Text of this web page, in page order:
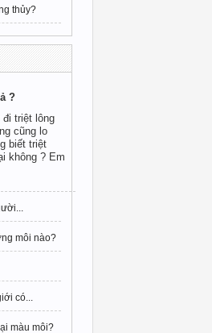
thủy?
?
đi triệt lông
cũng lo
biết triệt
không ? Em
môi nào?
có...
màu môi?